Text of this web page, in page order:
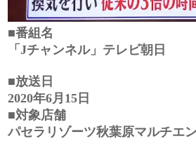
■番組名
「Jチャンネル」テレビ朝日
■放送日
2020年6月15日
■対象店舗
パセラリゾーツ秋葉原マルチエ